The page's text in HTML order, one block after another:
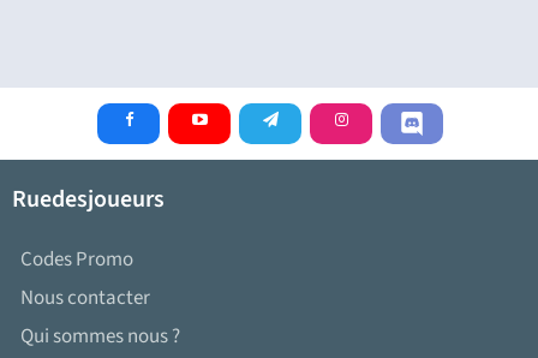
Ruedesjoueurs
Codes Promo
Nous contacter
Qui sommes nous ?